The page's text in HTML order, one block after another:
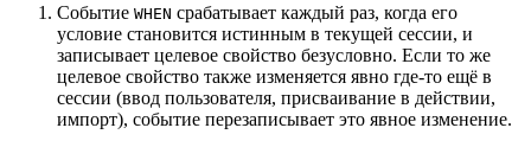
Событие WHEN срабатывает каждый раз, когда его
условие становится истинным в текущей сессии, и
записывает целевое свойство безусловно. Если то же
целевое свойство также изменяется явно где-то ещё в
сессии (ввод пользователя, присваивание в действии,
импорт), событие перезаписывает это явное изменение.